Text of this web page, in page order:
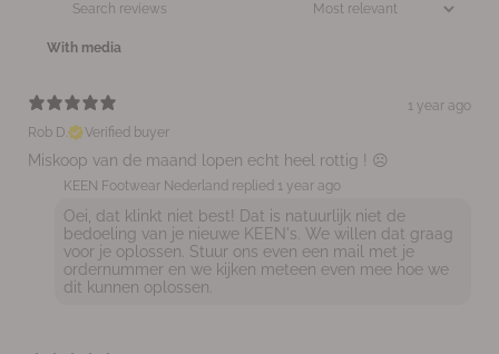
With media
1 year ago
Rob D.
Verified buyer
Miskoop van de maand lopen echt heel rottig ! ☹️
KEEN Footwear Nederland replied 1 year ago
Oei, dat klinkt niet best! Dat is natuurlijk niet de
bedoeling van je nieuwe KEEN's. We willen dat graag
voor je oplossen. Stuur ons even een mail met je
ordernummer en we kijken meteen even mee hoe we
dit kunnen oplossen.